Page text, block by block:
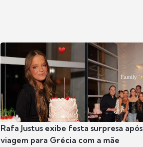
Rafa Justus exibe festa surpresa após
viagem para Grécia com a mãe